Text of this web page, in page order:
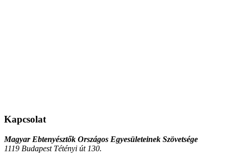
Kapcsolat
Magyar Ebtenyésztők Országos Egyesületeinek Szövetsége
1119 Budapest Tétényi út 130.